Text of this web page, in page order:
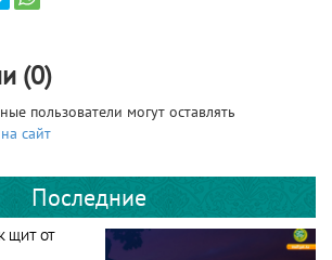
(0)
пользователи могут оставлять
сайт
Последние
ЩИТ ОТ